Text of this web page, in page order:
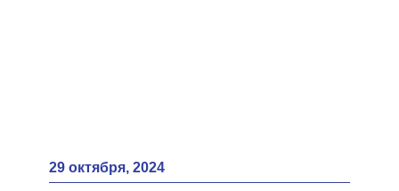
29 октября, 2024